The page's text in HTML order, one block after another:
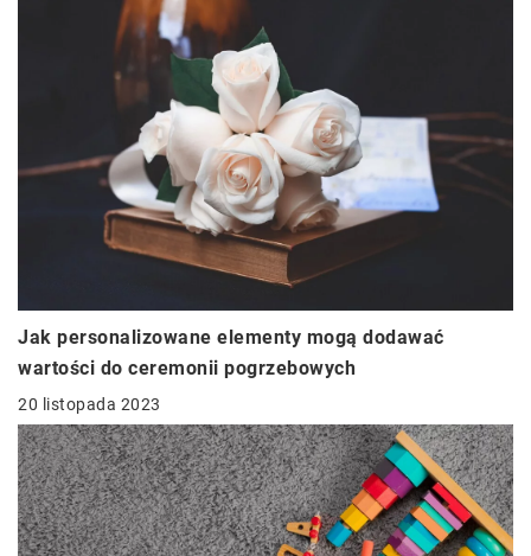
Jak personalizowane elementy mogą dodawać
wartości do ceremonii pogrzebowych
20 listopada 2023